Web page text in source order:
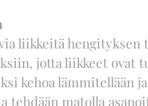
liikkeitä hengityksen
jotta liikkeet ovat
kehoa lämmitellään
tehdään matolla